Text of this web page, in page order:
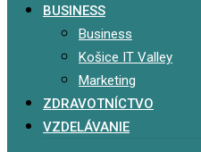
BUSINESS
Business
Košice IT Valley
Marketing
ZDRAVOTNÍCTVO
VZDELÁVANIE